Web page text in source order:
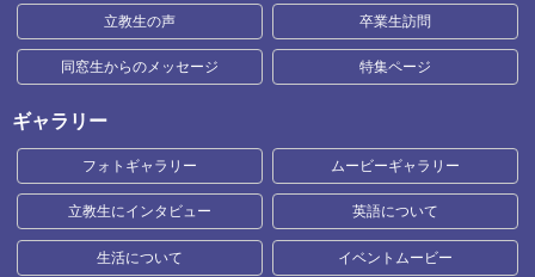
立教生の声 卒業生訪問
同窓生からのメッセージ 特集ページ
ギャラリー
フォトギャラリー ムービーギャラリー
立教生にインタビュー 英語について
生活について イベントムービー